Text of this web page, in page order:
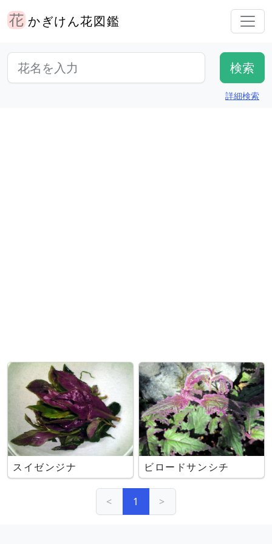
かぎけん花図鑑
詳細検索
スイゼンジナ ビロードサンシチ
< 1 >